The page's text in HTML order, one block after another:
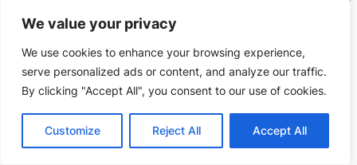
We value your privacy
We use cookies to enhance your browsing experience,
serve personalized ads or content, and analyze our traffic.
By clicking "Accept All", you consent to our use of cookies.
Customize Reject All Accept All
sitio NO está respaldado por Facebook de ninguna manera. FACEBOOK es
una marca comercial de FACEBOOK, Inc.